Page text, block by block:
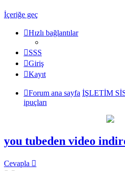
İçeriğe geç
Hızlı bağlantılar
SSS
Giriş
Kayıt
Forum ana sayfa İŞLETİM
ipuçları
you tubeden video
Cevapla